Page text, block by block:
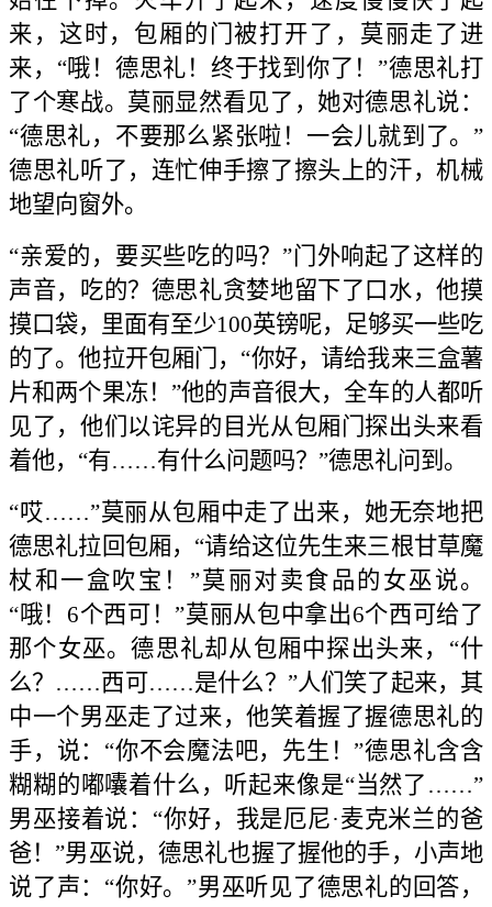
来，这时，包厢的门被打开了，莫丽走了进
来，“哦！德思礼！终于找到你了！”德思礼打
了个寒战。莫丽显然看见了，她对德思礼说：
“德思礼，不要那么紧张啦！一会儿就到了。”
德思礼听了，连忙伸手擦了擦头上的汗，机械
地望向窗外。
“亲爱的，要买些吃的吗？”门外响起了这样的
声音，吃的？德思礼贪婪地留下了口水，他摸
摸口袋，里面有至少100英镑呢，足够买一些吃
的了。他拉开包厢门，“你好，请给我来三盒薯
片和两个果冻！”他的声音很大，全车的人都听
见了，他们以诧异的目光从包厢门探出头来看
着他，“有……有什么问题吗？”德思礼问到。
“哎……”莫丽从包厢中走了出来，她无奈地把
德思礼拉回包厢，“请给这位先生来三根甘草魔
杖和一盒吹宝！”莫丽对卖食品的女巫说。
“哦！6个西可！”莫丽从包中拿出6个西可给了
那个女巫。德思礼却从包厢中探出头来，“什
么？……西可……是什么？”人们笑了起来，其
中一个男巫走了过来，他笑着握了握德思礼的
手，说：“你不会魔法吧，先生！”德思礼含含
糊糊的嘟囔着什么，听起来像是“当然了……”
男巫接着说：“你好，我是厄尼·麦克米兰的爸
爸！”男巫说，德思礼也握了握他的手，小声地
说了声：“你好。”男巫听见了德思礼的回答，